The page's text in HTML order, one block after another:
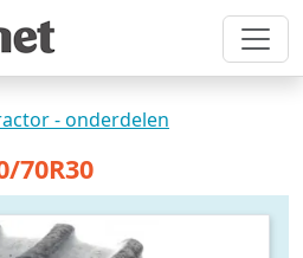
- onderdelen
70R30